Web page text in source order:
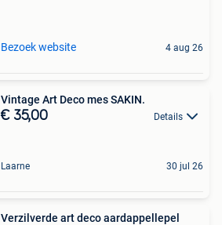
Bezoek website 4 aug 26
Vintage Art Deco mes SAKIN.
€ 35,00 Details
Laarne 30 jul 26
Verzilverde art deco aardappellepel